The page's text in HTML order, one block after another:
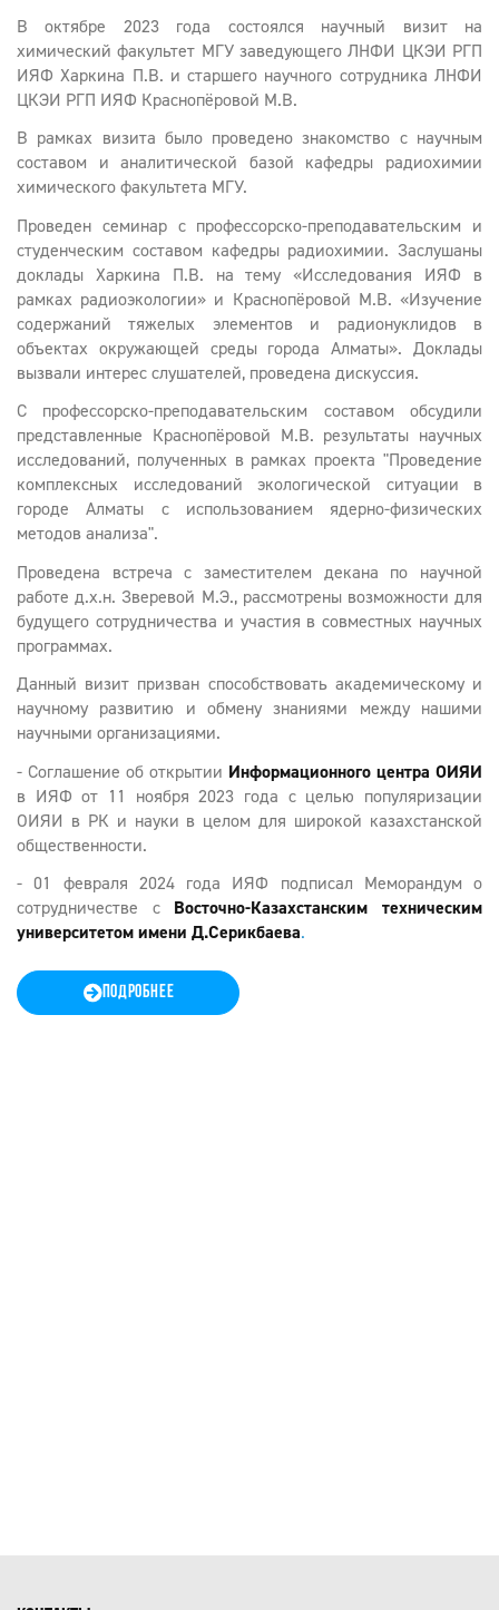
В октябре 2023 года состоялся научный визит на
химический факультет МГУ заведующего ЛНФИ ЦКЭИ РГП
ИЯФ Харкина П.В. и старшего научного сотрудника ЛНФИ
ЦКЭИ РГП ИЯФ Краснопёровой М.В.
В рамках визита было проведено знакомство с научным
составом и аналитической базой кафедры радиохимии
химического факультета МГУ.
Проведен семинар с профессорско-преподавательским и
студенческим составом кафедры радиохимии. Заслушаны
доклады Харкина П.В. на тему «Исследования ИЯФ в
рамках радиоэкологии» и Краснопёровой М.В. «Изучение
содержаний тяжелых элементов и радионуклидов в
объектах окружающей среды города Алматы». Доклады
вызвали интерес слушателей, проведена дискуссия.
С профессорско-преподавательским составом обсудили
представленные Краснопёровой М.В. результаты научных
исследований, полученных в рамках проекта "Проведение
комплексных исследований экологической ситуации в
городе Алматы с использованием ядерно-физических
методов анализа".
Проведена встреча с заместителем декана по научной
работе д.х.н. Зверевой М.Э., рассмотрены возможности для
будущего сотрудничества и участия в совместных научных
программах.
Данный визит призван способствовать академическому и
научному развитию и обмену знаниями между нашими
научными организациями.
- Соглашение об открытии Информационного центра ОИЯИ
в ИЯФ от 11 ноября 2023 года с целью популяризации
ОИЯИ в РК и науки в целом для широкой казахстанской
общественности.
- 01 февраля 2024 года ИЯФ подписал Меморандум о
сотрудничестве с Восточно-Казахстанским техническим
университетом имени Д.Серикбаева.
ПОДРОБНЕЕ